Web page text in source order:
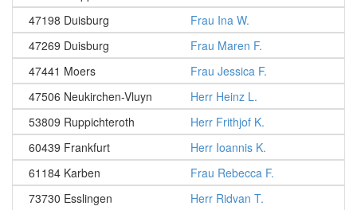
47198 Duisburg
Frau Ina W.
47269 Duisburg
Frau Maren F.
47441 Moers
Frau Jessica F.
47506 Neukirchen-Vluyn
Herr Heinz L.
53809 Ruppichteroth
Herr Frithjof K.
60439 Frankfurt
Herr Ioannis K.
61184 Karben
Frau Rebecca F.
73730 Esslingen
Herr Ridvan T.